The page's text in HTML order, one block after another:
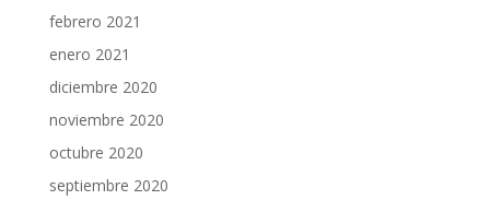
febrero 2021
enero 2021
diciembre 2020
noviembre 2020
octubre 2020
septiembre 2020